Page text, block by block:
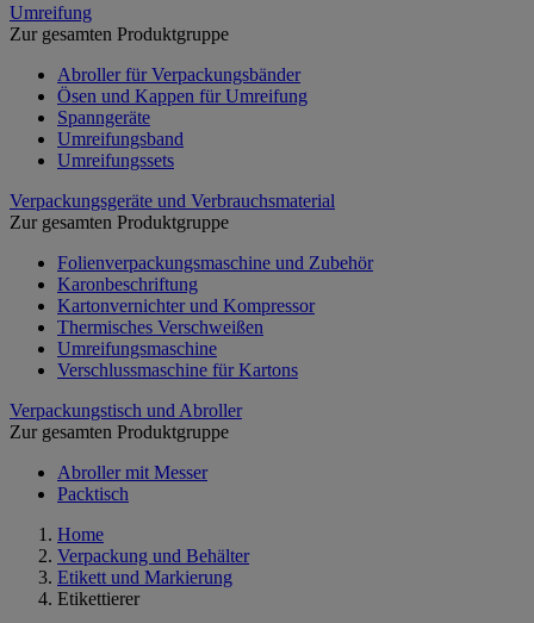
Umreifung
Zur gesamten Produktgruppe
Abroller für Verpackungsbänder
Ösen und Kappen für Umreifung
Spanngeräte
Umreifungsband
Umreifungssets
Verpackungsgeräte und Verbrauchsmaterial
Zur gesamten Produktgruppe
Folienverpackungsmaschine und Zubehör
Karonbeschriftung
Kartonvernichter und Kompressor
Thermisches Verschweißen
Umreifungsmaschine
Verschlussmaschine für Kartons
Verpackungstisch und Abroller
Zur gesamten Produktgruppe
Abroller mit Messer
Packtisch
Home
Verpackung und Behälter
Etikett und Markierung
Etikettierer